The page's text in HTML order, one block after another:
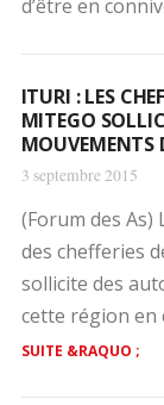
d’être en
ITURI : LES
MITEGO
MOUVEMENTS
3 septembre 2015
(Forum des As)
des chefferies
sollicite des
cette région en
SUITE &RAQUO ;